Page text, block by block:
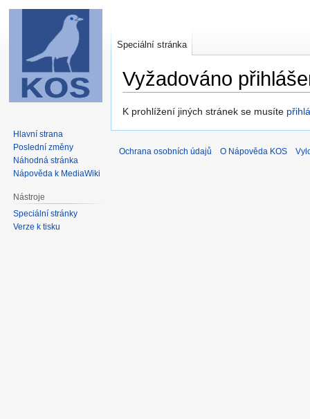
Vyžadováno
Skočit
Skočit
K prohlížení jiných stránek se musíte
Speciální stránka
Hlavní strana
Poslední změny
Náhodná stránka
Nápověda k MediaWiki
Nástroje
Speciální stránky
Verze k tisku
Ochrana osobních údajů O Nápověda KOS